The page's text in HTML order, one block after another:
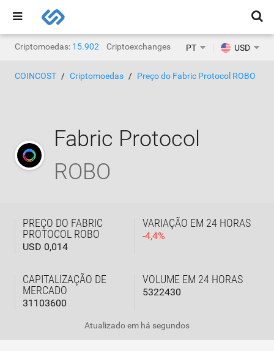
Criptomoedas: 15.902 Criptoexchanges: 1.468
PT USD
COINCOST Criptomoedas Preço do Fabric Protocol ROBO
Fabric Protocol
ROBO
PREÇO DO FABRIC
PROTOCOL ROBO
USD 0,014
VARIAÇÃO EM 24 HORAS
-4,4%
CAPITALIZAÇÃO DE
MERCADO
31103600
VOLUME EM 24 HORAS
5322430
Atualizado em há segundos